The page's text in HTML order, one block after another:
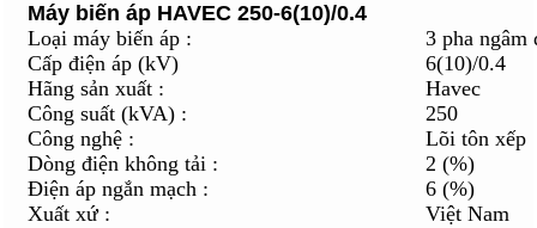
Máy biến áp HAVEC 250-6(10)/0.4
Loại máy biến áp :
3 pha ngâm
Cấp điện áp (kV)
6(10)/0.4
Hãng sản xuất :
Havec
Công suất (kVA) :
250
Công nghệ :
Lõi tôn xếp
Dòng điện không tải :
2 (%)
Điện áp ngắn mạch :
6 (%)
Xuất xứ :
Việt Nam